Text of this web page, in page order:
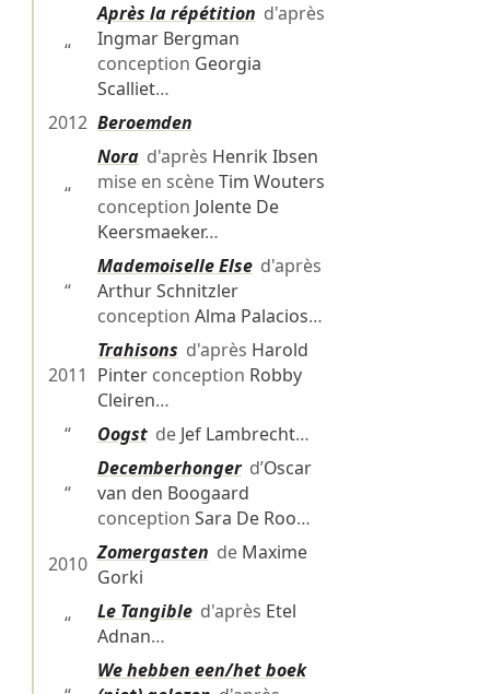
“
Après la répétition d'après
Ingmar Bergman
conception Georgia
Scalliet…
2012 Beroemden
“
Norad'après Henrik Ibsen
mise en scèneTim Wouters
conception Jolente De
Keersmaeker…
“
Mademoiselle Elsed'après
Arthur Schnitzler
conception Alma Palacios…
2011
Trahisons d'après Harold
Pinterconception Robby
Cleiren…
“
Oogstde Jef Lambrecht…
“
Decemberhongerd’Oscar
van den Boogaard
conception Sara De Roo…
2010 Zomergasten de Maxime
Gorki
“
Le Tangibled'après Etel
Adnan…
We hebben een/het boek